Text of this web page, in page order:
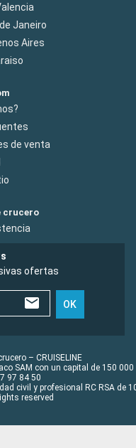
Janeiro
Aires
de venta
crucero
ofertas
OK
– CRUISELINE
SAM con un capital de 150 000
97 84 50
civil y profesional RC RSA de
reserved